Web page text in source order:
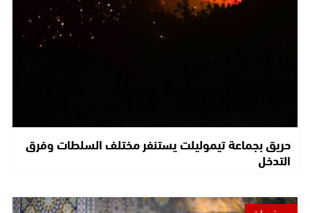
حريق بجماعة تيموليلت يستنفر مختلف السلطات وفرق
التدخل